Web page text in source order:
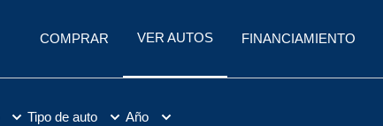
COMPRAR VER AUTOS FINANCIAMIENTO
Tipo de auto Año